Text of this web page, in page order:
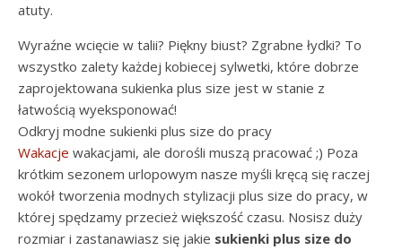
atuty.
Wyraźne wcięcie w talii? Piękny biust? Zgrabne łydki? To
wszystko zalety każdej kobiecej sylwetki, które dobrze
zaprojektowana sukienka plus size jest w stanie z
łatwością wyeksponować!
Odkryj modne sukienki plus size do pracy
Wakacje wakacjami, ale dorośli muszą pracować ;) Poza
krótkim sezonem urlopowym nasze myśli kręcą się raczej
wokół tworzenia modnych stylizacji plus size do pracy, w
której spędzamy przecież większość czasu. Nosisz duży
rozmiar i zastanawiasz się jakie sukienki plus size do